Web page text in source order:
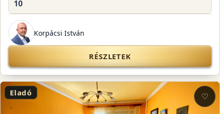
10
Korpácsi István
RÉSZLETEK
Eladó ♡